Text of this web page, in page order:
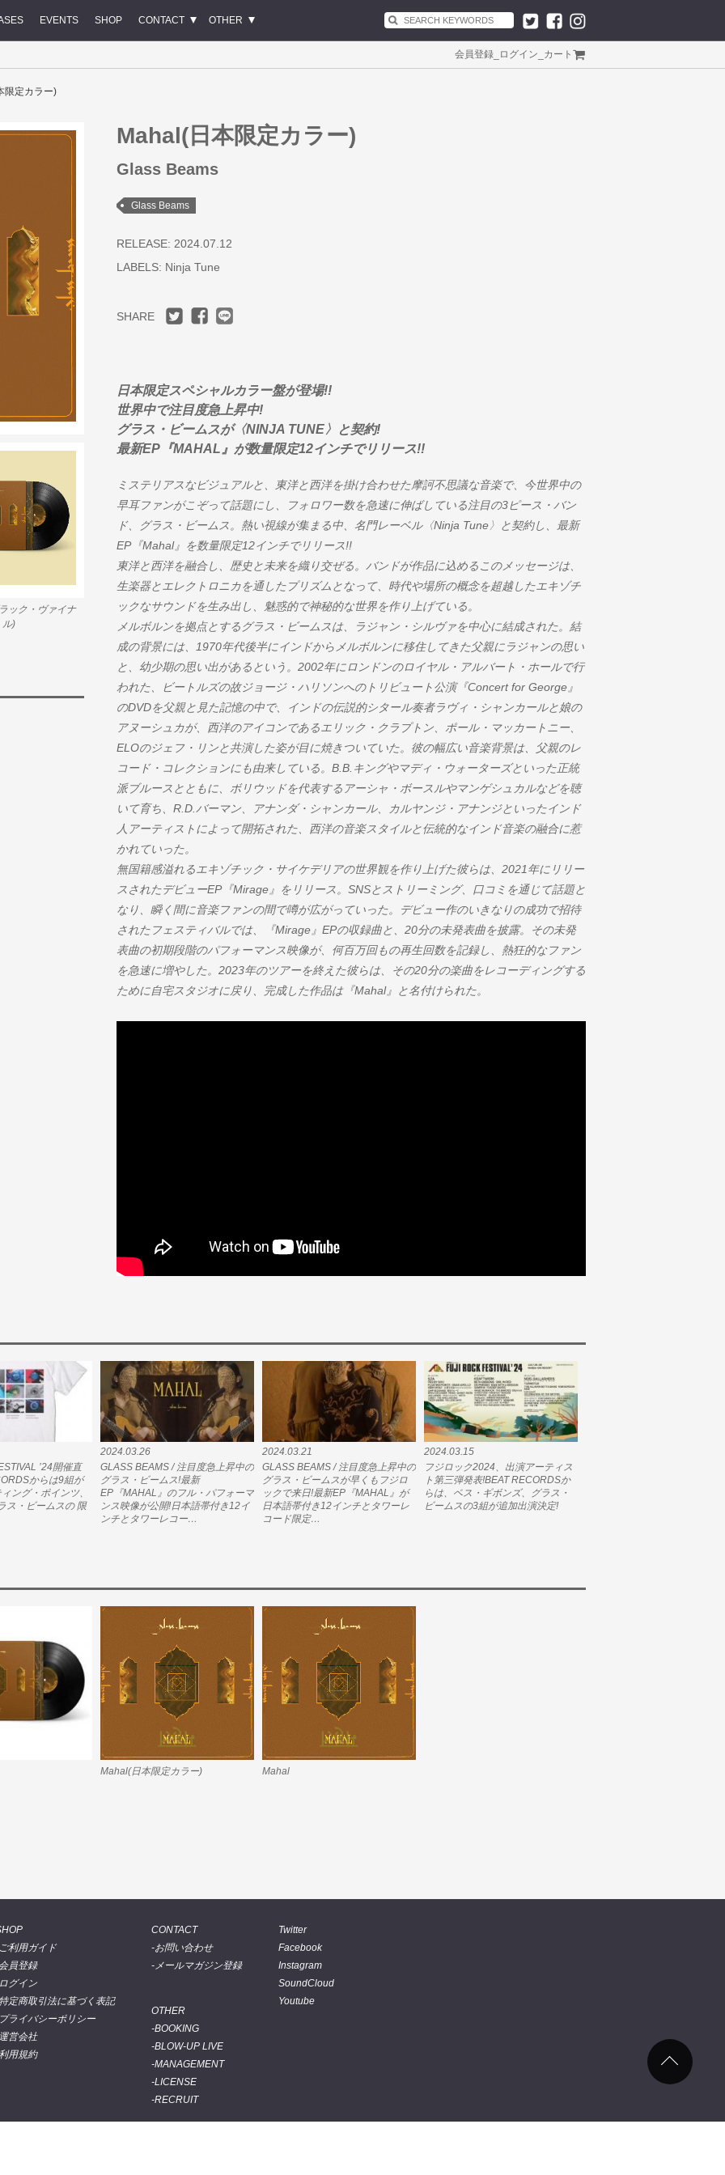
EVENTS SHOP CONTACT OTHER
会員登録 ログイン カート
限定カラー)
Mahal(日本限定カラー)
Glass Beams
Glass Beams
RELEASE: 2024.07.12
LABELS: Ninja Tune
SHARE
日本限定スペシャルカラー盤が登場!!
世界中で注目度急上昇中!
グラス・ビームスが〈NINJA TUNE〉と契約!
最新EP『MAHAL』が数量限定12インチでリリース!!
ミステリアスなビジュアルと、東洋と西洋を掛け合わせた摩訶不思議な音楽で、今世界中の
早耳ファンがこぞって話題にし、フォロワー数を急速に伸ばしている注目の3ピース・バン
ド、グラス・ビームス。熱い視線が集まる中、名門レーベル〈Ninja Tune〉と契約し、最新
EP『Mahal』を数量限定12インチでリリース!!
東洋と西洋を融合し、歴史と未来を織り交ぜる。バンドが作品に込めるこのメッセージは、
生楽器とエレクトロニカを通したプリズムとなって、時代や場所の概念を超越したエキゾチ
ックなサウンドを生み出し、魅惑的で神秘的な世界を作り上げている。
メルボルンを拠点とするグラス・ビームスは、ラジャン・シルヴァを中心に結成された。結
成の背景には、1970年代後半にインドからメルボルンに移住してきた父親にラジャンの思い
と、幼少期の思い出があるという。2002年にロンドンのロイヤル・アルバート・ホールで行
われた、ビートルズの故ジョージ・ハリソンへのトリビュート公演『Concert for George』
のDVDを父親と見た記憶の中で、インドの伝説的シタール奏者ラヴィ・シャンカールと娘の
アヌーシュカが、西洋のアイコンであるエリック・クラプトン、ポール・マッカートニー、
ELOのジェフ・リンと共演した姿が目に焼きついていた。彼の幅広い音楽背景は、父親のレ
コード・コレクションにも由来している。B.B.キングやマディ・ウォーターズといった正統
派ブルースとともに、ボリウッドを代表するアーシャ・ボースルやマンゲシュカルなどを聴
いて育ち、R.D.バーマン、アナンダ・シャンカール、カルヤンジ・アナンジといったインド
人アーティストによって開拓された、西洋の音楽スタイルと伝統的なインド音楽の融合に惹
かれていった。
無国籍感溢れるエキゾチック・サイケデリアの世界観を作り上げた彼らは、2021年にリリー
スされたデビューEP『Mirage』をリリース。SNSとストリーミング、口コミを通じて話題と
なり、瞬く間に音楽ファンの間で噂が広がっていった。デビュー作のいきなりの成功で招待
されたフェスティバルでは、『Mirage』EPの収録曲と、20分の未発表曲を披露。その未発
表曲の初期段階のパフォーマンス映像が、何百万回もの再生回数を記録し、熱狂的なファン
を急速に増やした。2023年のツアーを終えた彼らは、その20分の楽曲をレコーディングする
ために自宅スタジオに戻り、完成した作品は『Mahal』と名付けられた。
ック・ヴァイナ
ル)
’24開催直
からは9組が
ング・ポインツ、
ス・ビームスの 限
2024.03.26
GLASS BEAMS / 注目度急上昇中の
グラス・ビームス!最新
EP『MAHAL』のフル・パフォーマ
ンス映像が公開!日本語帯付き12イ
ンチとタワーレコー…
2024.03.21
GLASS BEAMS / 注目度急上昇中の
グラス・ビームスが早くもフジロ
ックで来日!最新EP『MAHAL』が
日本語帯付き12インチとタワーレ
コード限定…
2024.03.15
フジロック2024、出演アーティス
ト第三弾発表!BEAT RECORDSか
らは、ベス・ギボンズ、グラス・
ビームスの3組が追加出演決定!
Mahal(日本限定カラー) Mahal
利用ガイド
員登録
グイン
定商取引法に基づく表記
ライバシーポリシー
営会社
用規約
CONTACT
お問い合わせ
メールマガジン登録
OTHER
BOOKING
BLOW-UP LIVE
MANAGEMENT
LICENSE
RECRUIT
Twitter
Facebook
Instagram
SoundCloud
Youtube